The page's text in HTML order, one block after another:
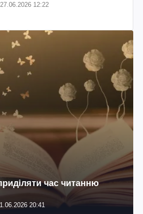
27.06.2026 12:22
час читанню
1.06.2026 20:41